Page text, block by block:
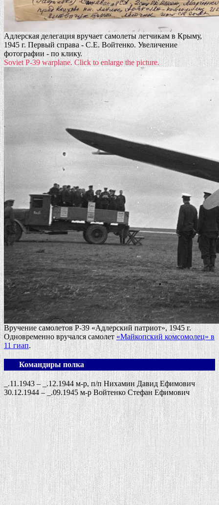
Адлерская делегация вручает самолеты летчикам в Крыму,
1945 г. Первый справа - С.Е. Войтенко. Увеличение
фотографии - по клику.
Soviet P-39 warplane. Click to enlarge the picture.
Вручение самолетов Р-39 «Адлерский патриот», 1945 г.
Одновременно вручался самолет«Майкопский комсомолец» в
11 гиап.
Командиры полка
_.11.1943 – _.12.1944 м-р, п/п Нихамин Давид Ефимович
30.12.1944 – _.09.1945 м-р Войтенко Стефан Ефимович